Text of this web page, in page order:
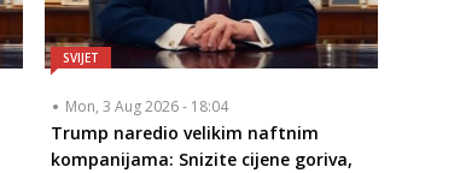
SVIJET
Mon, 3 Aug 2026 - 18:04
Trump naredio velikim naftnim
kompanijama: Snizite cijene goriva,